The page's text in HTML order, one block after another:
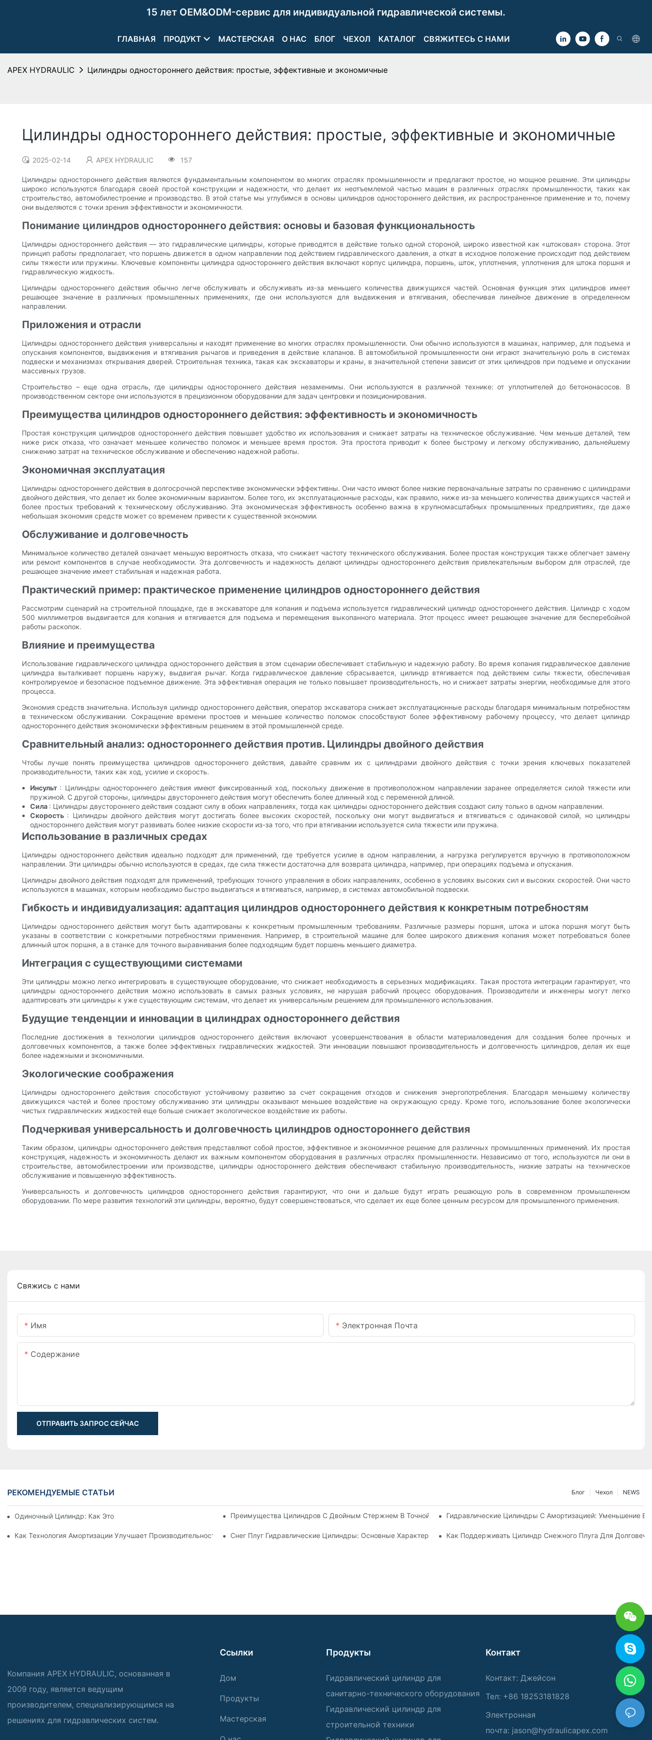
15 лет OEM&ODM-сервис для индивидуальной гидравлической системы.
ГЛАВНАЯ ПРОДУКТ МАСТЕРСКАЯ О НАС БЛОГ ЧЕХОЛ КАТАЛОГ СВЯЖИТЕСЬ С НАМИ
APEX HYDRAULIC Цилиндры одностороннего действия: простые, эффективные и экономичные
Цилиндры одностороннего действия: простые, эффективные и экономичные
2025-02-14 APEX HYDRAULIC 157
Цилиндры одностороннего действия являются фундаментальным компонентом во многих отраслях промышленности и предлагают простое, но мощное решение. Эти цилиндры
широко используются благодаря своей простой конструкции и надежности, что делает их неотъемлемой частью машин в различных отраслях промышленности, таких как
строительство, автомобилестроение и производство. В этой статье мы углубимся в основы цилиндров одностороннего действия, их распространенное применение и то, почему
они выделяются с точки зрения эффективности и экономичности.
Понимание цилиндров одностороннего действия: основы и базовая функциональность
Цилиндры одностороннего действия — это гидравлические цилиндры, которые приводятся в действие только одной стороной, широко известной как «штоковая» сторона. Этот
принцип работы предполагает, что поршень движется в одном направлении под действием гидравлического давления, а откат в исходное положение происходит под действием
силы тяжести или пружины. Ключевые компоненты цилиндра одностороннего действия включают корпус цилиндра, поршень, шток, уплотнения, уплотнения для штока поршня и
гидравлическую жидкость.
Цилиндры одностороннего действия обычно легче обслуживать и обслуживать из-за меньшего количества движущихся частей. Основная функция этих цилиндров имеет
решающее значение в различных промышленных применениях, где они используются для выдвижения и втягивания, обеспечивая линейное движение в определенном
направлении.
Приложения и отрасли
Цилиндры одностороннего действия универсальны и находят применение во многих отраслях промышленности. Они обычно используются в машинах, например, для подъема и
опускания компонентов, выдвижения и втягивания рычагов и приведения в действие клапанов. В автомобильной промышленности они играют значительную роль в системах
подвески и механизмах открывания дверей. Строительная техника, такая как экскаваторы и краны, в значительной степени зависит от этих цилиндров при подъеме и опускании
массивных грузов.
Строительство – еще одна отрасль, где цилиндры одностороннего действия незаменимы. Они используются в различной технике: от уплотнителей до бетононасосов. В
производственном секторе они используются в прецизионном оборудовании для задач центровки и позиционирования.
Преимущества цилиндров одностороннего действия: эффективность и экономичность
Простая конструкция цилиндров одностороннего действия повышает удобство их использования и снижает затраты на техническое обслуживание. Чем меньше деталей, тем
ниже риск отказа, что означает меньшее количество поломок и меньшее время простоя. Эта простота приводит к более быстрому и легкому обслуживанию, дальнейшему
снижению затрат на техническое обслуживание и обеспечению надежной работы.
Экономичная эксплуатация
Цилиндры одностороннего действия в долгосрочной перспективе экономически эффективны. Они часто имеют более низкие первоначальные затраты по сравнению с цилиндрами
двойного действия, что делает их более экономичным вариантом. Более того, их эксплуатационные расходы, как правило, ниже из-за меньшего количества движущихся частей и
более простых требований к техническому обслуживанию. Эта экономическая эффективность особенно важна в крупномасштабных промышленных предприятиях, где даже
небольшая экономия средств может со временем привести к существенной экономии.
Обслуживание и долговечность
Минимальное количество деталей означает меньшую вероятность отказа, что снижает частоту технического обслуживания. Более простая конструкция также облегчает замену
или ремонт компонентов в случае необходимости. Эта долговечность и надежность делают цилиндры одностороннего действия привлекательным выбором для отраслей, где
решающее значение имеет стабильная и надежная работа.
Практический пример: практическое применение цилиндров одностороннего действия
Рассмотрим сценарий на строительной площадке, где в экскаваторе для копания и подъема используется гидравлический цилиндр одностороннего действия. Цилиндр с ходом
500 миллиметров выдвигается для копания и втягивается для подъема и перемещения выкопанного материала. Этот процесс имеет решающее значение для бесперебойной
работы раскопок.
Влияние и преимущества
Использование гидравлического цилиндра одностороннего действия в этом сценарии обеспечивает стабильную и надежную работу. Во время копания гидравлическое давление
цилиндра выталкивает поршень наружу, выдвигая рычаг. Когда гидравлическое давление сбрасывается, цилиндр втягивается под действием силы тяжести, обеспечивая
контролируемое и безопасное подъемное движение. Эта эффективная операция не только повышает производительность, но и снижает затраты энергии, необходимые для этого
процесса.
Экономия средств значительна. Используя цилиндр одностороннего действия, оператор экскаватора снижает эксплуатационные расходы благодаря минимальным потребностям
в техническом обслуживании. Сокращение времени простоев и меньшее количество поломок способствуют более эффективному рабочему процессу, что делает цилиндр
одностороннего действия экономически эффективным решением в этой промышленной среде.
Сравнительный анализ: одностороннего действия против. Цилиндры двойного действия
Чтобы лучше понять преимущества цилиндров одностороннего действия, давайте сравним их с цилиндрами двойного действия с точки зрения ключевых показателей
производительности, таких как ход, усилие и скорость.
Инсульт : Цилиндры одностороннего действия имеют фиксированный ход, поскольку движение в противоположном направлении заранее определяется силой тяжести или
пружиной. С другой стороны, цилиндры двустороннего действия могут обеспечить более длинный ход с переменной длиной.
Сила : Цилиндры двустороннего действия создают силу в обоих направлениях, тогда как цилиндры одностороннего действия создают силу только в одном направлении.
Скорость : Цилиндры двойного действия могут достигать более высоких скоростей, поскольку они могут выдвигаться и втягиваться с одинаковой силой, но цилиндры
одностороннего действия могут развивать более низкие скорости из-за того, что при втягивании используется сила тяжести или пружина.
Использование в различных средах
Цилиндры одностороннего действия идеально подходят для применений, где требуется усилие в одном направлении, а нагрузка регулируется вручную в противоположном
направлении. Эти цилиндры обычно используются в средах, где сила тяжести достаточна для возврата цилиндра, например, при операциях подъема и опускания.
Цилиндры двойного действия подходят для применений, требующих точного управления в обоих направлениях, особенно в условиях высоких сил и высоких скоростей. Они часто
используются в машинах, которым необходимо быстро выдвигаться и втягиваться, например, в системах автомобильной подвески.
Гибкость и индивидуализация: адаптация цилиндров одностороннего действия к конкретным потребностям
Цилиндры одностороннего действия могут быть адаптированы к конкретным промышленным требованиям. Различные размеры поршня, штока и штока поршня могут быть
указаны в соответствии с конкретными потребностями применения. Например, в строительной машине для более широкого движения копания может потребоваться более
длинный шток поршня, а в станке для точного выравнивания более подходящим будет поршень меньшего диаметра.
Интеграция с существующими системами
Эти цилиндры можно легко интегрировать в существующее оборудование, что снижает необходимость в серьезных модификациях. Такая простота интеграции гарантирует, что
цилиндры одностороннего действия можно использовать в самых разных условиях, не нарушая рабочий процесс оборудования. Производители и инженеры могут легко
адаптировать эти цилиндры к уже существующим системам, что делает их универсальным решением для промышленного использования.
Будущие тенденции и инновации в цилиндрах одностороннего действия
Последние достижения в технологии цилиндров одностороннего действия включают усовершенствования в области материаловедения для создания более прочных и
долговечных компонентов, а также более эффективных гидравлических жидкостей. Эти инновации повышают производительность и долговечность цилиндров, делая их еще
более надежными и экономичными.
Экологические соображения
Цилиндры одностороннего действия способствуют устойчивому развитию за счет сокращения отходов и снижения энергопотребления. Благодаря меньшему количеству
движущихся частей и более простому обслуживанию эти цилиндры оказывают меньшее воздействие на окружающую среду. Кроме того, использование более экологически
чистых гидравлических жидкостей еще больше снижает экологическое воздействие их работы.
Подчеркивая универсальность и долговечность цилиндров одностороннего действия
Таким образом, цилиндры одностороннего действия представляют собой простое, эффективное и экономичное решение для различных промышленных применений. Их простая
конструкция, надежность и экономичность делают их важным компонентом оборудования в различных отраслях промышленности. Независимо от того, используются ли они в
строительстве, автомобилестроении или производстве, цилиндры одностороннего действия обеспечивают стабильную производительность, низкие затраты на техническое
обслуживание и повышенную эффективность.
Универсальность и долговечность цилиндров одностороннего действия гарантируют, что они и дальше будут играть решающую роль в современном промышленном
оборудовании. По мере развития технологий эти цилиндры, вероятно, будут совершенствоваться, что сделает их еще более ценным ресурсом для промышленного применения.
Свяжись с нами
Имя Электронная Почта
Содержание
ОТПРАВИТЬ ЗАПРОС СЕЙЧАС
РЕКОМЕНДУЕМЫЕ СТАТЬИ NEWS
Чехол
Блог
Одиночный Цилиндр: Как Это Работает & Общие Приложения Преимущества Цилиндров С Двойным Стержнем В Точной МашинеГидравлические Цилиндры С Амортизацией: Уменьшение
Как Технология Амортизации Улучшает Производительность Гидравлического ЦилиндраСнег Плуг Гидравлические Цилиндры: Основные Характеристики Для Суровых Зимних Условиях
Как Поддерживать Цилиндр Снежного Плуга Для
Компания APEX HYDRAULIC, основанная в
2009 году, является ведущим
производителем, специализирующимся на
решениях для гидравлических систем.
Ссылки
Дом
Продукты
Мастерская
Продукты
Гидравлический цилиндр для
санитарно-технического оборудования
Гидравлический цилиндр для
строительной техники
Контакт
Контакт: Джейсон
Тел: +86 18253181828
Электронная
почта: jason@hydraulicapex.com